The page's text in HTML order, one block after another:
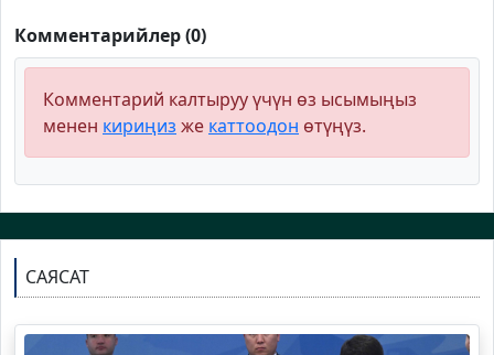
Комментарийлер (0)
Комментарий калтыруу үчүн өз ысымыңыз
менен кириңиз же каттоодон өтүңүз.
САЯСАТ